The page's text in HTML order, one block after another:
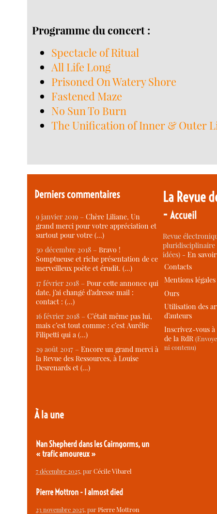
Programme du concert :
Spectacle of Ritual
All Life Long
Prisoned On Watery Shore
Fastened Maze
No Sun To Burn
The Unification of Inner & Outer
Derniers commentaires
9 janvier 2019 –Chère Liliane, Un
grand merci pour votre appréciation et
surtout pour votre (…)
30 décembre 2018 –Bravo !
Somptueuse et riche présentation de ce
merveilleux poète et érudit. (…)
17 février 2018 –Pour cette annonce qui
date, j’ai changé d’adresse mail :
contact : (…)
16 février 2018 –C’était même pas lui,
mais c’est tout comme : c’est Aurélie
Filipetti qui a (…)
29 août 2017 –Encore un grand merci à
la Revue des Ressources, à Louise
Desrenards et (…)
À la une
Nan Shepherd dans les Cairngorms, un
« trafic amoureux »
7 décembre 2025, parCécile Vibarel
Pierre Mottron - I almost died
23 novembre 2025, parPierre Mottron
La Revue
-Accueil
Revue
idées) -En
Contacts
Mentions légales
Ours
Utilisation des
d’auteurs
Inscrivez-vous
de la RdR
ni contenu)